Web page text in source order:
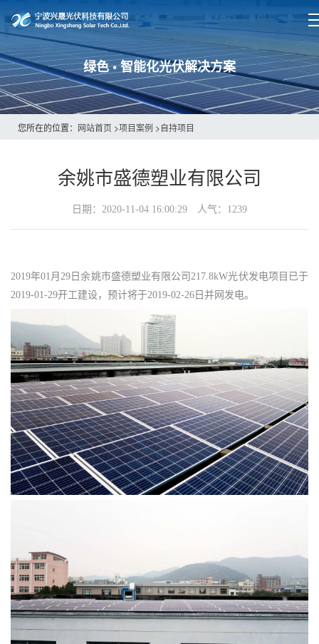
绿色 • 智能化光伏解决方案
您所在的位置： 网站首页 >项目案例 >自持项目
余姚市盛德塑业有限公司
日期：2020-11-04 16:00:29 人气： 1239
2019年01月29日余姚市盛德塑业有限公司217.8kW光伏发电项目已于
2019-01-29开工建设，预计将于2019-02-26日并网发电。